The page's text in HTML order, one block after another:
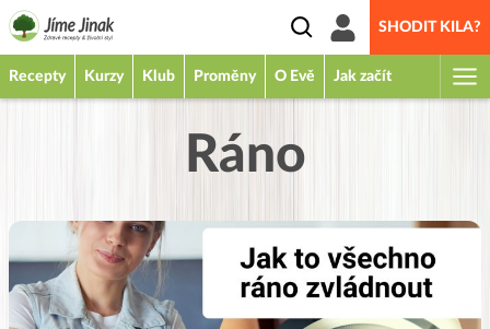
SHODIT KILA?
Recepty Kurzy Klub Proměny O Evě Jak začít
Ráno